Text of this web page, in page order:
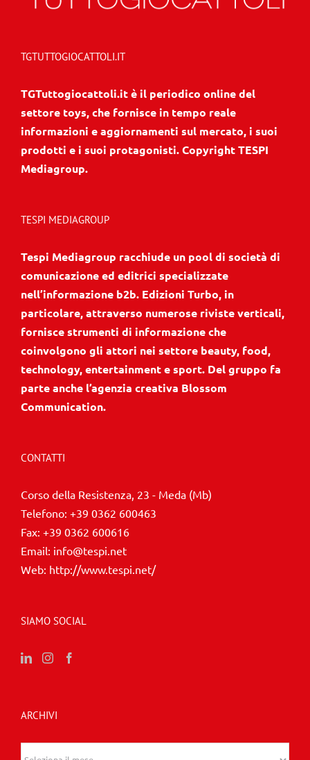
TGTUTTOGIOCATTOLI.IT
TGTuttogiocattoli.it è il periodico online del
settore toys, che fornisce in tempo reale
informazioni e aggiornamenti sul mercato, i suoi
prodotti e i suoi protagonisti. Copyright TESPI
Mediagroup.
TESPI MEDIAGROUP
Tespi Mediagroup racchiude un pool di società di
comunicazione ed editrici specializzate
nell’informazione b2b. Edizioni Turbo, in
particolare, attraverso numerose riviste verticali,
fornisce strumenti di informazione che
coinvolgono gli attori nei settore beauty, food,
technology, entertainment e sport. Del gruppo fa
parte anche l’agenzia creativa Blossom
Communication.
CONTATTI
Corso della Resistenza, 23 - Meda (Mb)
Telefono: +39 0362 600463
Fax: +39 0362 600616
Email: info@tespi.net
Web: http://www.tespi.net/
SIAMO SOCIAL
ARCHIVI